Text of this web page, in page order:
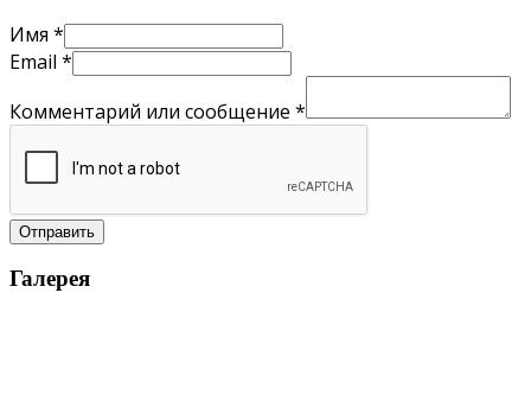
Имя *
Email *
Комментарий или сообщение *
Отправить
Галерея